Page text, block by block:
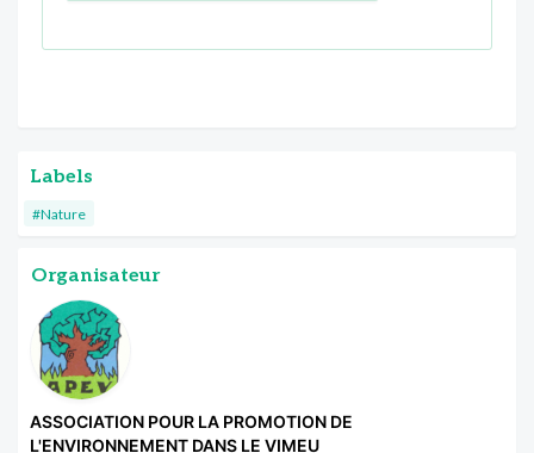
Labels
#Nature
Organisateur
ASSOCIATION POUR LA PROMOTION DE
L'ENVIRONNEMENT DANS LE VIMEU